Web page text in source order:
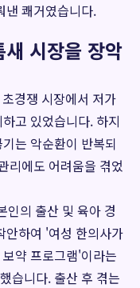
낸 쾌거였습니다.
시장을 장악
경쟁 시장에서 저가
고 있었습니다. 하지
는 악순환이 반복되
리에도 어려움을 겪었
인의 출산 및 육아 경
안하여 '여성 한의사가
약 프로그램'이라는
습니다. 출산 후 겪는